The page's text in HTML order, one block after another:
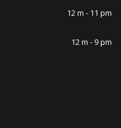
12 m - 11 pm
12 m - 9 pm